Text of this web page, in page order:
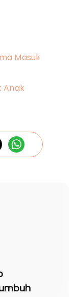
Masuk
Anak